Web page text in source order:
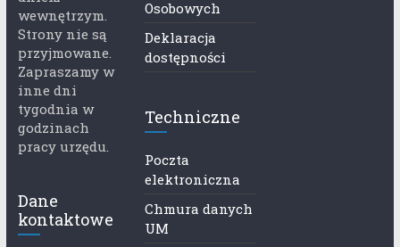
wewnętrzym.
Strony nie są
przyjmowane.
Zapraszamy w
inne dni
tygodnia w
godzinach
pracy urzędu.
Dane
kontaktowe
Osobowych
Deklaracja
dostępności
Techniczne
Poczta
elektroniczna
Chmura danych
UM